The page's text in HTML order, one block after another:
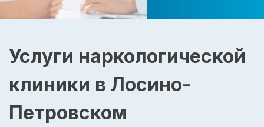
Услуги наркологической
клиники в Лосино-
Петровском